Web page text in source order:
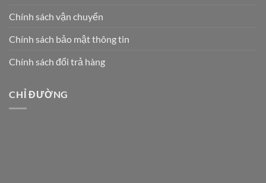
Chính sách vận chuyển
Chính sách bảo mật thông tin
Chính sách đổi trả hàng
CHỈ ĐƯỜNG